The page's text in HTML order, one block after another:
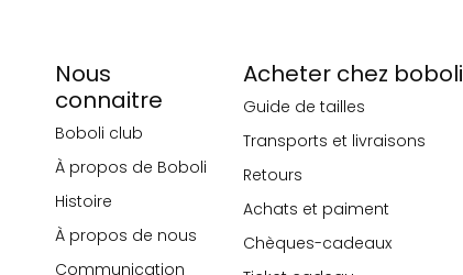
Nous
connaitre
Boboli club
À propos de Boboli
Histoire
À propos de nous
Communication
Acheter chez boboli
Guide de tailles
Transports et livraisons
Retours
Achats et paiment
Chèques-cadeaux